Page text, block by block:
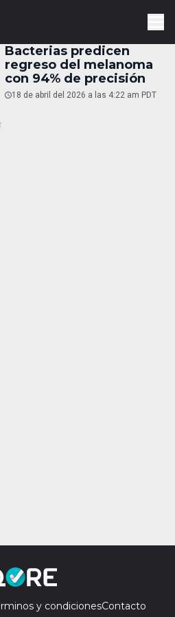
Bacterias predicen
regreso del melanoma
con 94% de precisión
18 de abril del 2026 a las 4:22 am PDT
y condicionesContacto